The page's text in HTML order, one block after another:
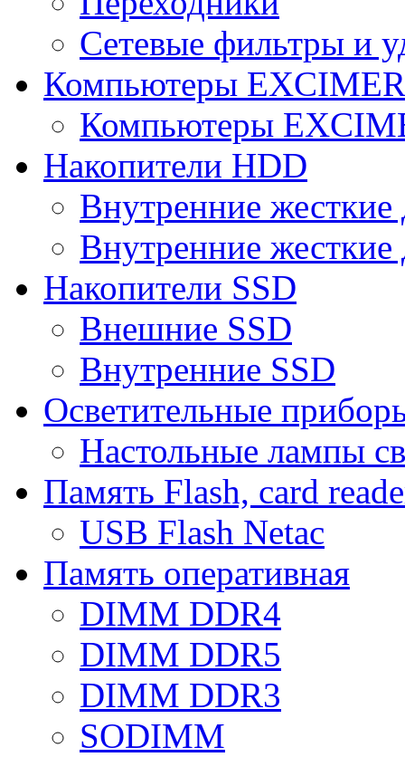
Сетевые фильтры и
Компьютеры
Компьютеры
Накопители HDD
Внутренние
Внутренние
Накопители SSD
Внешние SSD
Внутренние SSD
Осветительные
Настольные лампы
Память Flash, card
USB Flash Netac
Память оперативная
DIMM DDR4
DIMM DDR5
DIMM DDR3
SODIMM